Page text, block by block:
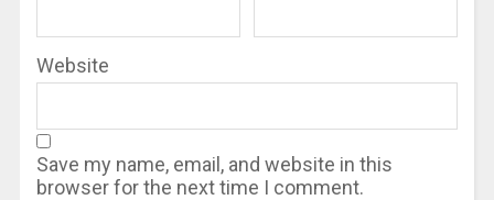
Website
Save my name, email, and website in this
browser for the next time I comment.